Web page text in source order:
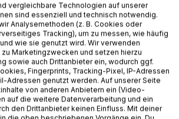
zu finden, sich und sein Geschäft in
vorzustellen - das ist
für den Networker, der Partner für sein
Strukturvertrieb gewinnen will.
Kontakt knüpft, hängt viel von den
vergleichbare Technologien auf unserer
sind essenziell und technisch notwendig.
Analysemethoden (z. B. Cookies oder
Tracking), um zu messen, wie häufig
wie sie genutzt wird. Wir verwenden
Marketingzwecken und setzen hierzu
sowie auch Drittanbieter ein, wodurch ggf.
Fingerprints, Tracking-Pixel, IP-Adressen
Adressen genutzt werden. Auf unserer Seite
von anderen Anbietern ein (Video-
auf die weitere Datenverarbeitung und ein
den Drittanbieter keinen Einfluss. Mit deiner